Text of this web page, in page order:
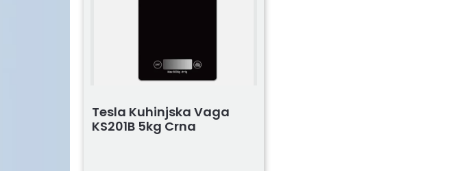
Tesla Kuhinjska Vaga
KS201B 5kg Crna